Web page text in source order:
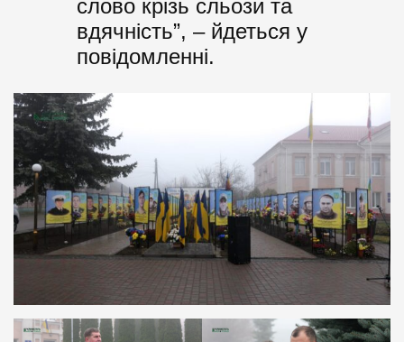
слово крізь сльози та
вдячність”, – йдеться у
повідомленні.